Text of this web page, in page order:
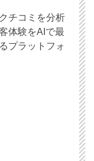
チコミを分析
体験をAIで最
プラットフォ